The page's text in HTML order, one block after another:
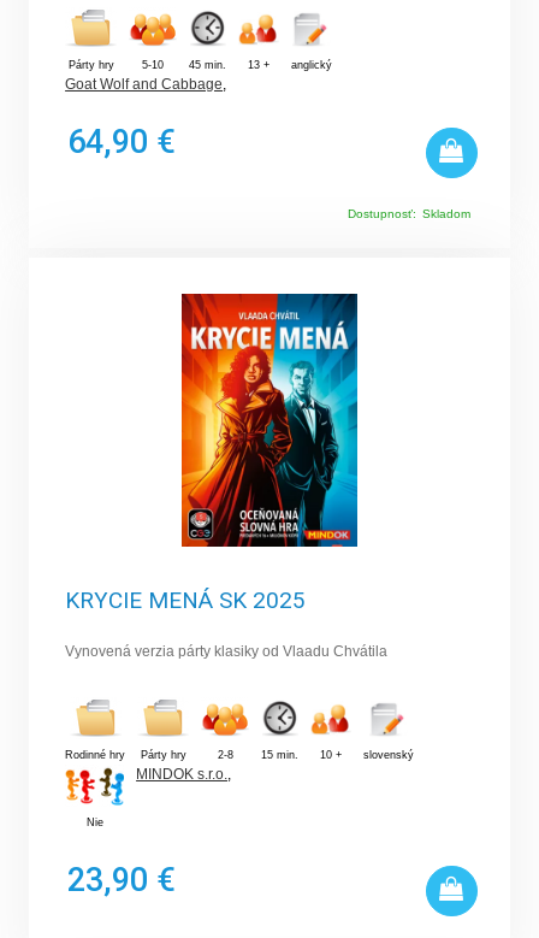
Párty hry 5-10 45 min. 13 + anglický
Goat Wolf and Cabbage,
64,90 €
Dostupnosť: Skladom
KRYCIE MENÁ SK 2025
Vynovená verzia párty klasiky od Vlaadu Chvátila
Rodinné hry Párty hry 2-8 15 min. 10 + slovenský
Nie
MINDOK s.r.o.,
23,90 €